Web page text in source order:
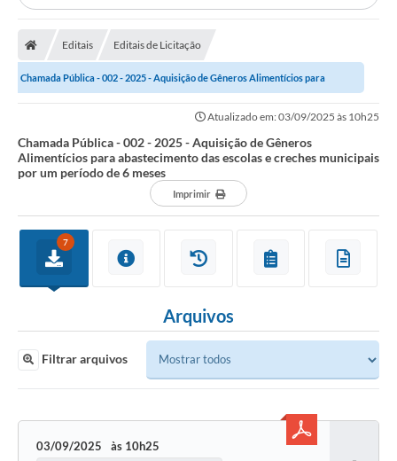
Editais Editais de Licitação
Chamada Pública - 002 - 2025 - Aquisição de Gêneros Alimentícios para
Atualizado em: 03/09/2025 às 10h25
Chamada Pública - 002 - 2025 - Aquisição de Gêneros
Alimentícios para abastecimento das escolas e creches municipais
por um período de 6 meses
Imprimir
7
Arquivos
Filtrar arquivos
03/09/2025 10h25